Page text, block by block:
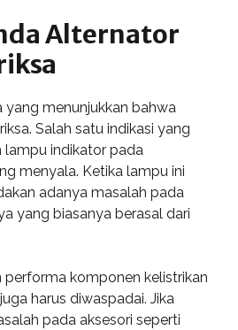
Alternator
menunjukkan bahwa
Salah satu indikasi yang
indikator pada
menyala. Ketika lampu ini
adanya masalah pada
yang biasanya berasal dari
performa komponen kelistrikan
harus diwaspadai. Jika
pada aksesori seperti